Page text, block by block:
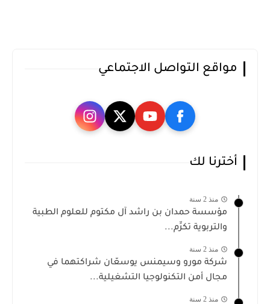
مواقع التواصل الاجتماعي
أخترنا لك
منذ 2 سنة
مؤسسة حمدان بن راشد آل مكتوم للعلوم الطبية
والتربوية تكرِّم...
منذ 2 سنة
شركة مورو وسيمنس يوسعّان شراكتهما في
مجال أمن التكنولوجيا التشغيلية...
منذ 2 سنة